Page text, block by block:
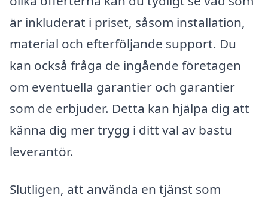
är inkluderat i priset, såsom installation,
material och efterföljande support. Du
kan också fråga de ingående företagen
om eventuella garantier och garantier
som de erbjuder. Detta kan hjälpa dig att
känna dig mer trygg i ditt val av bastu
leverantör.
Slutligen, att använda en tjänst som